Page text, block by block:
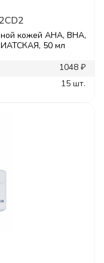
кожей AHA, BHA,
50 мл
1048 ₽
15 шт.